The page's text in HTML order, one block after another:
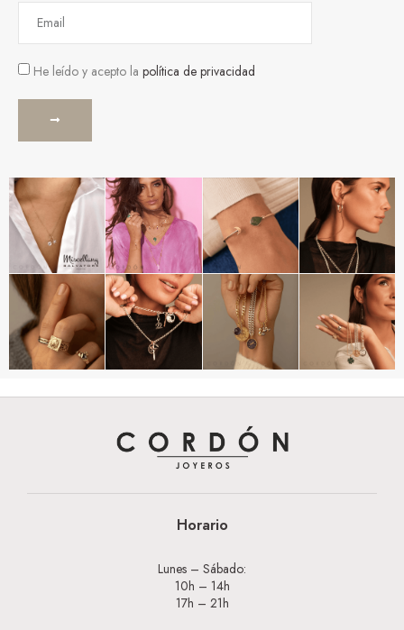
He leído y acepto la política de privacidad
Horario
Lunes – Sábado:
10h – 14h
17h – 21h